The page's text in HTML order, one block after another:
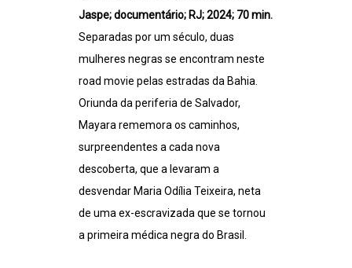
Jaspe; documentário; RJ; 2024; 70 min.
Separadas por um século, duas
mulheres negras se encontram neste
road movie pelas estradas da Bahia.
Oriunda da periferia de Salvador,
Mayara rememora os caminhos,
surpreendentes a cada nova
descoberta, que a levaram a
desvendar Maria Odília Teixeira, neta
de uma ex-escravizada que se tornou
a primeira médica negra do Brasil.